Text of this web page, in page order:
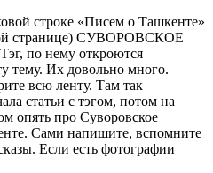
строке «Писем о Ташкенте»
странице) СУВОРОВСКОЕ
по нему откроются
тему. Их довольно много.
всю ленту. Там так
статьи с тэгом, потом на
опять про Суворовское
Сами напишите, вспомните
Если есть фотографии